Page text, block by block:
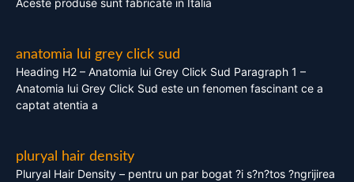
Aceste produse sunt fabricate in Italia
anatomia lui grey click sud
Heading H2 – Anatomia lui Grey Click Sud Paragraph 1 –
Anatomia lui Grey Click Sud este un fenomen fascinant ce a
captat atentia a
pluryal hair density
Pluryal Hair Density – pentru un par bogat ?i s?n?tos ?ngrijirea